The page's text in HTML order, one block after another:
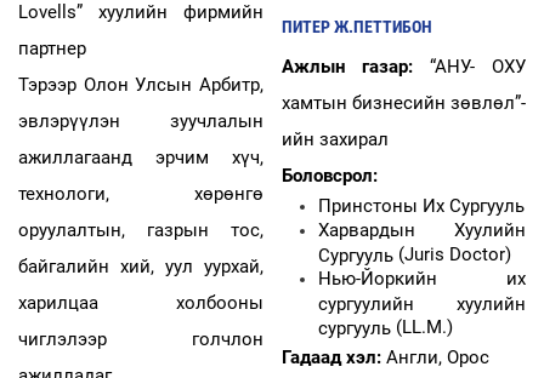
Lovells” хуулийн фирмийн
партнер
Тэрээр Олон Улсын Арбитр,
эвлэрүүлэн зуучлалын
ажиллагаанд эрчим хүч,
технологи, хөрөнгө
оруулалтын, газрын тос,
байгалийн хий, уул уурхай,
харилцаа холбооны
чиглэлээр голчлон
ПИТЕР Ж.ПЕТТИБОН
Ажлын газар: “АНУ- ОХУ
хамтын бизнесийн зөвлөл”-
ийн захирал
Боловсрол:
Принстоны Их Сургууль
Харвардын Хуулийн
Сургууль (Juris Doctor)
Нью-Йоркийн их
сургуулийн хуулийн
сургууль (LL.M.)
Гадаад хэл:Англи, Орос